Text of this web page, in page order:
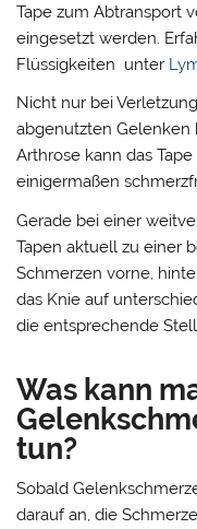
Tape zum Abtransport
eingesetzt werden.
Flüssigkeiten unter
Nicht nur bei
abgenutzten Gelenken
Arthrose kann das
einigermaßen
Gerade bei einer
Tapen aktuell zu einer
Schmerzen vorne,
das Knie auf
die entsprechende
Was kann
tun?
Sobald
darauf an, die